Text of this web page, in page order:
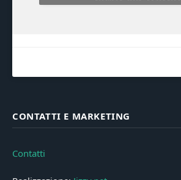
CONTATTI E MARKETING
Contatti